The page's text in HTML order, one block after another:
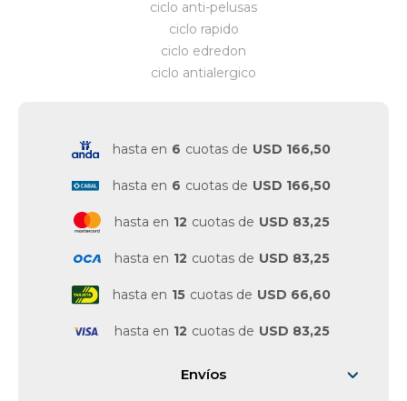
ciclo anti-pelusas
ciclo rapido
ciclo edredon
ciclo antialergico
hasta en 6 cuotas de USD 166,50
hasta en 6 cuotas de USD 166,50
hasta en 12 cuotas de USD 83,25
hasta en 12 cuotas de USD 83,25
hasta en 15 cuotas de USD 66,60
hasta en 12 cuotas de USD 83,25
Envíos
Juguetes y artículos para bebé
Vestimenta y calzado